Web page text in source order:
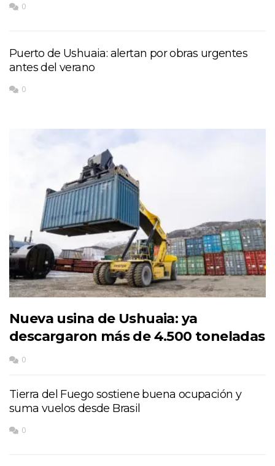
0
Puerto de Ushuaia: alertan por obras urgentes
antes del verano
0
Nueva usina de Ushuaia: ya
descargaron más de 4.500 toneladas
0
Tierra del Fuego sostiene buena ocupación y
suma vuelos desde Brasil
0